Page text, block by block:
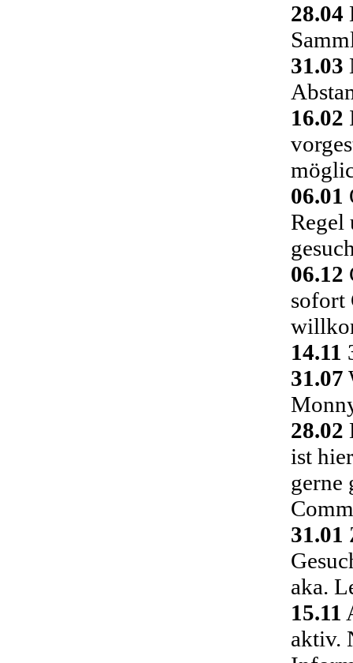
28.04
31.03
16.02
06.01
Regel
06.12
sofort
14.11
31.07
28.02
ist
gerne
31.01
aka.
15.11
aktiv.